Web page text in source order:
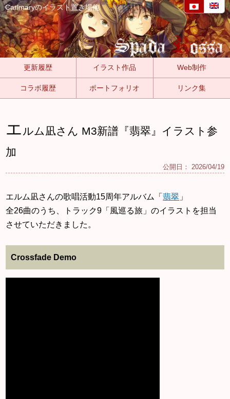
Carlmaryのイラスト置き場他
更新履歴 イラスト作品 Web制作
コラボ履歴 ポートフォリオ リンク集
エルム凪さん M3新譜『翡翠』イラスト参
加
公開日： 2026/04/19
エルム凪さんの歌唱活動15周年アルバム「翡翠 」
全26曲のうち、トラック9「風巡る旅」のイラストを担当
させていただきました。
Crossfade Demo